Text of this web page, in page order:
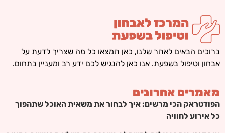
ברוכים הבאים לאתר שלנו, כאן תמצאו כל מה שצריך לדעת על
אבחון וטיפול בשפעת. אנו כאן להנגיש לכם ידע רב ומעניין בתחום.
מאמרים אחרונים
הפודטראק הכי מרשים: איך לבחור את משאית האוכל שתהפוך
כל אירוע לחוויה